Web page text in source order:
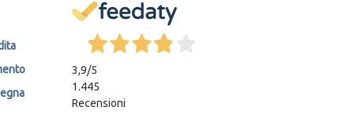
3,9/5
1.445
Recensioni